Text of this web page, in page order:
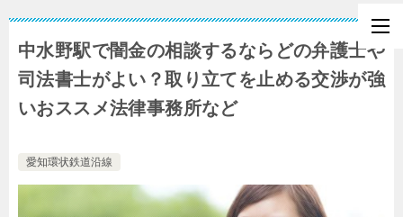
中水野駅で闇金の相談するならどの弁護士や
司法書士がよい？取り立てを止める交渉が強
いおススメ法律事務所など
愛知環状鉄道沿線